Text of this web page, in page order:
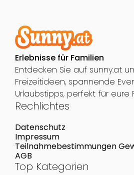
Erlebnisse für Familien
Entdecken Sie auf sunny.at
Freizeitideen, spannende
Urlaubstipps, perfekt für eure
Rechlichtes
Datenschutz
Impressum
Teilnahmebestimmungen
AGB
Top Kategorien